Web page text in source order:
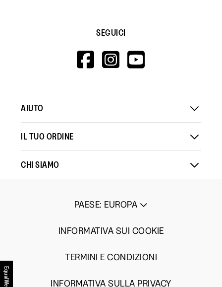
SEGUICI
HTTPS://
HTTPS://
AIUTO
IL TUO ORDINE
CHI SIAMO
PAESE: EUROPA
INFORMATIVA SUI COOKIE
TERMINI E CONDIZIONI
INFORMATIVA SULLA PRIVACY
EqualWeb